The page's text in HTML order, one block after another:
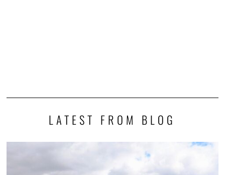
LATEST FROM BLOG